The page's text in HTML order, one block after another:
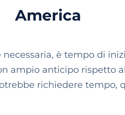
America
è tempo di
ampio anticipo rispetto
richiedere tempo,